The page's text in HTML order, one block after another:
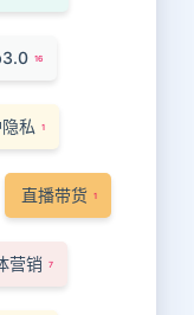
16
私 1
直播带货 1
营销 7